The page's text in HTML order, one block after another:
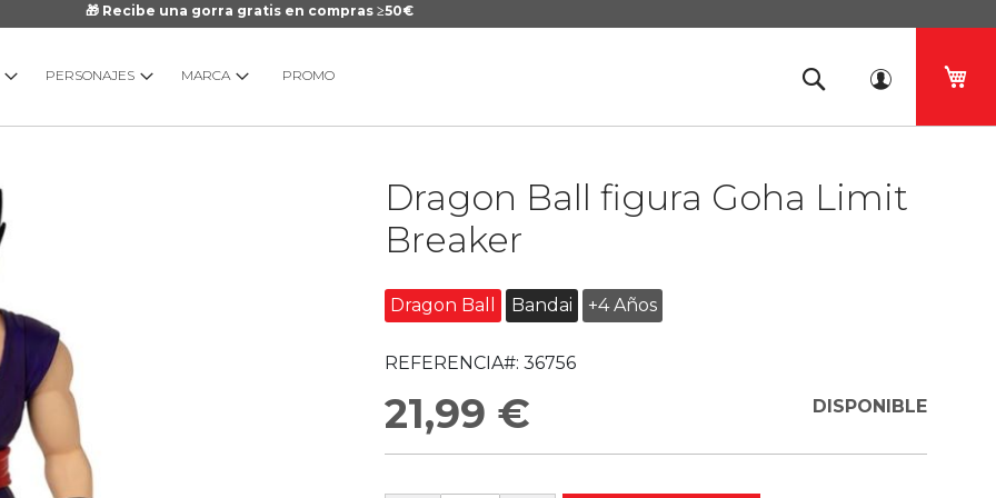
🎁 Recibe una gorra gratis en compras ≥50€
PERSONAJES MARCA PROMO
Dragon Ball figura Goha Limit
Breaker
Dragon Ball Bandai +4 Años
REFERENCIA#: 36756
21,99 € DISPONIBLE
galería
imágenes